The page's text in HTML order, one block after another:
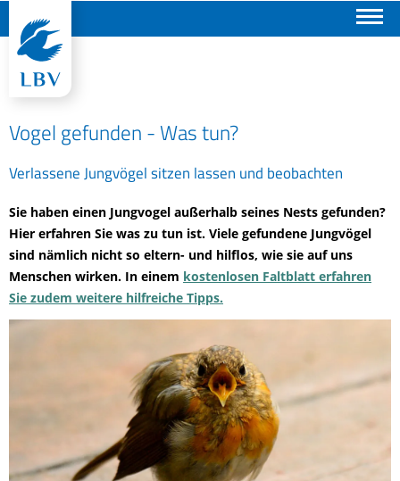
Vogel gefunden - Was tun?
Verlassene Jungvögel sitzen lassen und beobachten
Sie haben einen Jungvogel außerhalb seines Nests gefunden?
Hier erfahren Sie was zu tun ist. Viele gefundene Jungvögel
sind nämlich nicht so eltern- und hilflos, wie sie auf uns
Menschen wirken. In einem kostenlosen Faltblatt erfahren
Sie zudem weitere hilfreiche Tipps.